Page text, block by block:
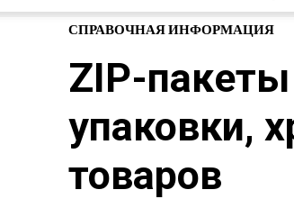
СПРАВОЧНАЯ ИНФОРМАЦИЯ
ZIP-
упаковки,
товаров